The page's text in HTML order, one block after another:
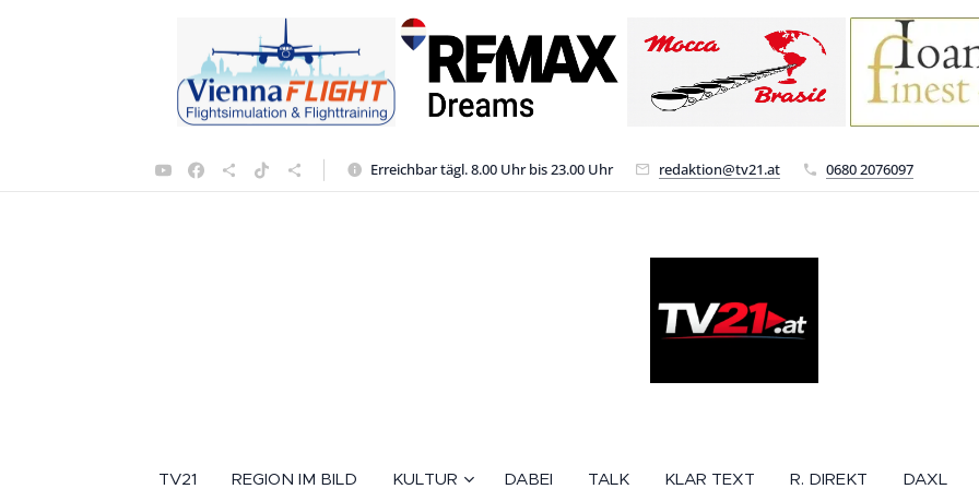
Erreichbar tägl. 8.00 Uhr bis 23.00 Uhr redaktion@tv21.at 0680 2076097
TV21 REGION IM BILD KULTUR DABEI TALK KLAR TEXT R. DIREKT DAXL